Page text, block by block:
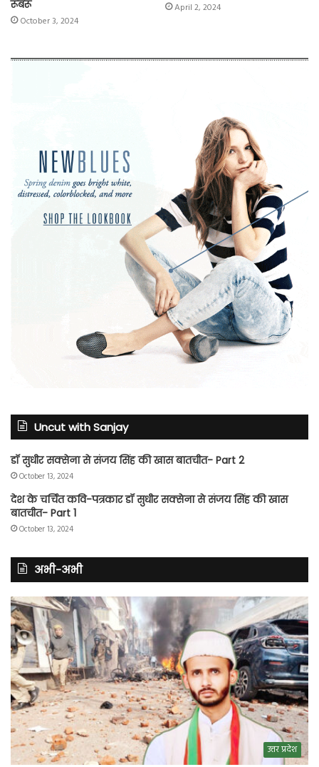
रूबरू
October 3, 2024
April 2, 2024
Uncut with Sanjay
डॉ सुधीर सक्सेना से संजय सिंह की खास बातचीत- Part 2
October 13, 2024
देश के चर्चित कवि-पत्रकार डॉ सुधीर सक्सेना से संजय सिंह की खास
बातचीत- Part 1
October 13, 2024
अभी-अभी
उत्तर प्रदेश